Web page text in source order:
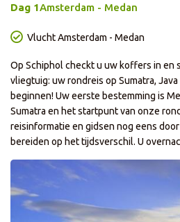
Dag 1Amsterdam - Medan
Vlucht Amsterdam - Medan
Op Schiphol checkt u uw koffers in en
vliegtuig: uw rondreis op Sumatra,
beginnen! Uw eerste bestemming is
Sumatra en het startpunt van onze
reisinformatie en gidsen nog eens
bereiden op het tijdsverschil. U